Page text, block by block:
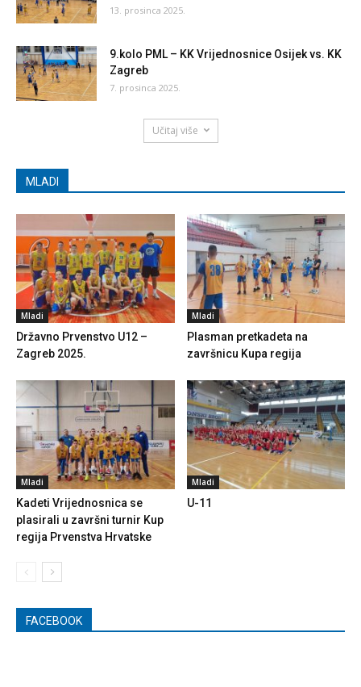
13. prosinca 2025.
9.kolo PML – KK Vrijednosnice Osijek vs. KK
Zagreb
7. prosinca 2025.
Učitaj više
MLADI
Mladi
Državno Prvenstvo U12 –
Zagreb 2025.
Mladi
Plasman pretkadeta na
završnicu Kupa regija
Mladi
Kadeti Vrijednosnica se
plasirali u završni turnir Kup
regija Prvenstva Hrvatske
Mladi
U-11
FACEBOOK